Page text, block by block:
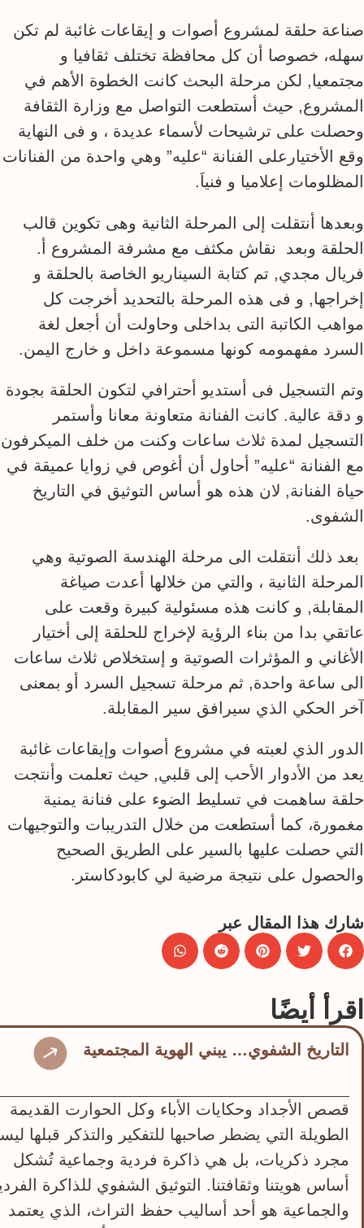
صناعة حلقة لمشروع أصوات و إيقاعات غائبة لم تكن
سهله، خصوصا أن كل محافظة تختلف ثقافيا و
مجتمعيا, لكن مرحلة البحث كانت الخطوة الأهم في
المشروع, حيث أستطعت التواصل مع وزارة الثقافة
وحصلت على ترشيحات لأسماء عديدة ، و فى النهاية
وقع الأختيارعلى الفنانة “عليه” وهي واحدة من الفنانات
المظلومات إعلاميا و فنياَ.
وبعدها أنتقلت إلى المرحلة الثانية وهى تكوين قالب
الحلقة وبعد نقاش مكثف مع مشرفة المشروع أ.
فريال مجدي, تم كتابة السيناريو الخاصة بالحلقة و
إخراجها, و فى هذه المرحلة بالتحديد أخرجت كل
مواهب الكاتبة التى بداخلى وحاولت أن أجعل لغة
السرد مفهمومه كونها مسموعة داخل و خارج اليمن.
وتم التسجيل فى أستديو أحترافي لتكون الحلقة بجودة
و دقة عالية. كانت الفنانة متعاونة معانا وأستمر
التسجيل لمدة ثلاث ساعات وكنت من خلف الميكرفون
مع الفنانة “عليه” أحاول أن أغوص في زوايا عميقة في
حياة الفنانة, لان هذه هو أساس التوثيق في التاريخ
الشفوى.
بعد ذلك أنتقلت الى مرحلة الهندسة الصوتية وهي
المرحلة الثانية ، والتي من خلالها أعدت صياغة
المقابلة, و كانت هذه مسئولية كبيرة وقعت على
عاتقي بدا من بناء الرؤية لإخراج للحلقة إلى أختيار
الأغاني و المؤثرات الصوتية و إستخلاص ثلاث ساعات
الى ساعة واحدة, ثم مرحلة تسجيل السرد أو بمعنى
آخر الحكي الذي سيرافق سير المقابلة.
الدور الذي لعبته في مشروع أصوات وإيقاعات غائبة
يعد من الأدوار الأحب إلى قلبي, حيث تعلمت وأنتجت
حلقة ساهمت في تسليط الضوء على فنانة يمنية
مغمورة، كما أستطعت من خلال التدريبات والتوجيهات
التي حصلت عليها بالسير على الطريق الصحيح
والحصول على نتيجة مرضية لي كابودكاستر.
شارك هذا المقال عبر
اقرأ أيضًا
التاريخ الشفوي… يبني الهوية المجتمعية
قصص الأجداد وحكايات الأباء وكل الحوارت القديمة
الطويلة التي يضطر صاحبها للتفكير والتذكر قبلها
مجرد ذكريات، بل هي ذاكرة فردية وجماعية تُشكل
أساس هويتنا وثقافتنا. التوثيق الشفوي للذاكرة
والجماعية هو أحد أساليب حفظ التراث، الذي يعتمد